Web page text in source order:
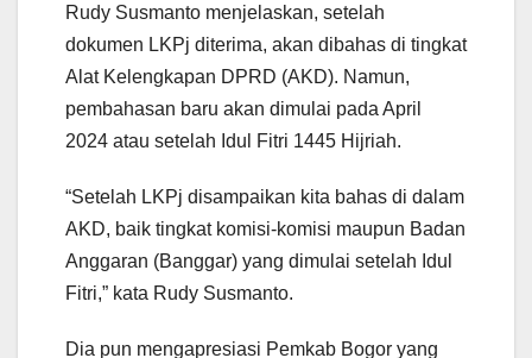
Rudy Susmanto menjelaskan, setelah
dokumen LKPj diterima, akan dibahas di tingkat
Alat Kelengkapan DPRD (AKD). Namun,
pembahasan baru akan dimulai pada April
2024 atau setelah Idul Fitri 1445 Hijriah.
“Setelah LKPj disampaikan kita bahas di dalam
AKD, baik tingkat komisi-komisi maupun Badan
Anggaran (Banggar) yang dimulai setelah Idul
Fitri,” kata Rudy Susmanto.
Dia pun mengapresiasi Pemkab Bogor yang